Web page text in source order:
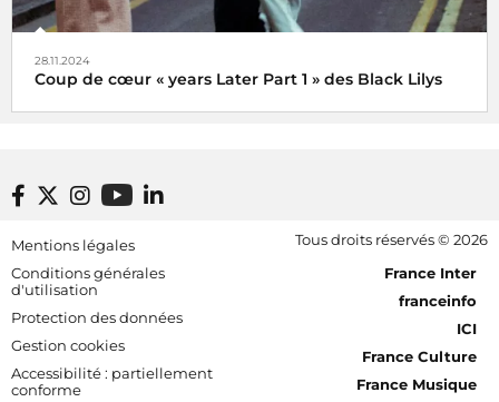
28.11.2024
Coup de cœur « years Later Part 1 » des Black Lilys
Black Lilys, une caresse magique et émotionnelle pop
folk
Radio France, le 2 décembre 2024
Footer bottom
Mentions légales
Conditions générales
d'utilisation
Protection des données
Gestion cookies
Accessibilité : partiellement
conforme
Tous droits réservés © 2026
[RDF] Pied de page - Mobile
France Inter
franceinfo
ICI
France Culture
France Musique